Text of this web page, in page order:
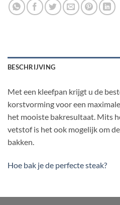
BESCHRIJVING
Met een kleefpan krijgt u de
korstvorming voor een
het mooiste bakresultaat. Mits
vetstof is het ook mogelijk om
bakken.
Hoe bak je de perfecte steak?